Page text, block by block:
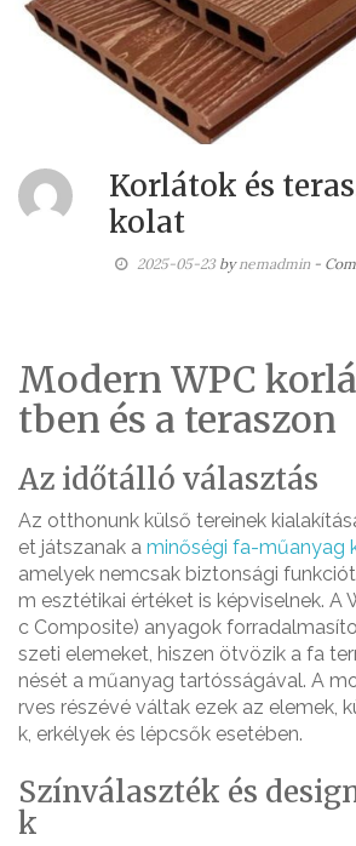
Korlátok és
kolat
2025-05-23bynemadmin -
Modern WPC
tben és a teraszon
Az időtálló választás
Az otthonunk külső tereinek
et játszanak a minőségi fa-műanyag
amelyek nemcsak biztonsági
m esztétikai értéket is képviselnek. A
c Composite) anyagok
szeti elemeket, hiszen ötvözik a fa
nését a műanyag tartósságával. A
rves részévé váltak ezek az elemek,
k, erkélyek és lépcsők esetében.
Színválaszték és
k